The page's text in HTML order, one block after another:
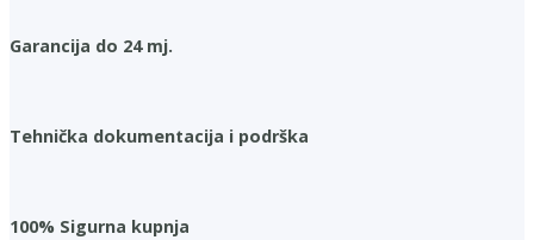
Garancija do 24 mj.
Tehnička dokumentacija i podrška
100% Sigurna kupnja